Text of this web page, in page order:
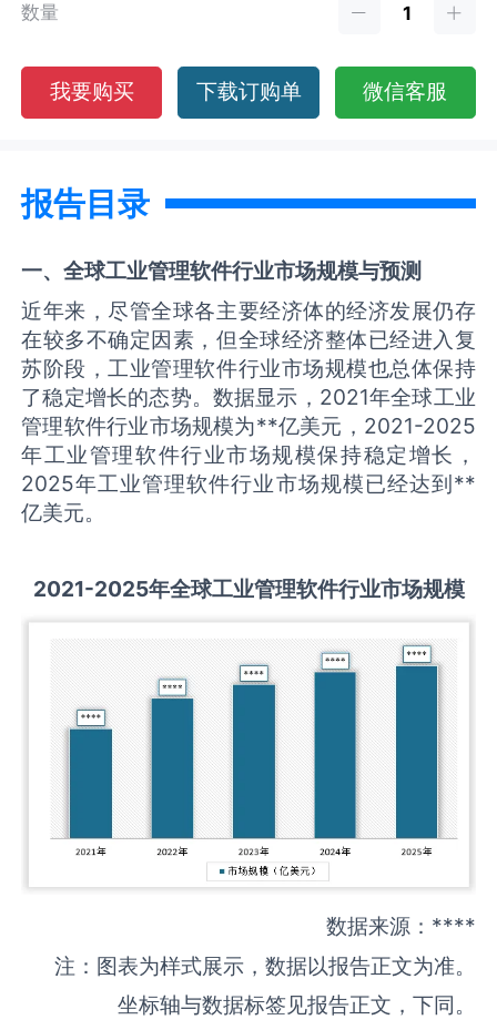
数量
我要购买 下载订购单 微信客服
报告目录
一、全球工业管理软件行业市场规模与预测
近年来，尽管全球各主要经济体的经济发展仍存
在较多不确定因素，但全球经济整体已经进入复
苏阶段，工业管理软件行业市场规模也总体保持
了稳定增长的态势。数据显示，2021年全球工业
管理软件行业市场规模为**亿美元，2021-2025
年工业管理软件行业市场规模保持稳定增长，
2025年工业管理软件行业市场规模已经达到**
亿美元。
2021-2025年全球工业管理软件行业市场规模
数据来源：****
注：图表为样式展示，数据以报告正文为准。
坐标轴与数据标签见报告正文，下同。